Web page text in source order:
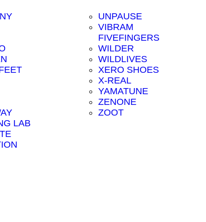
LAB
UNPAUSE
VIBRAM
FIVEFINGERS
WILDER
WILDLIVES
XERO SHOES
X-REAL
YAMATUNE
ZENONE
ZOOT